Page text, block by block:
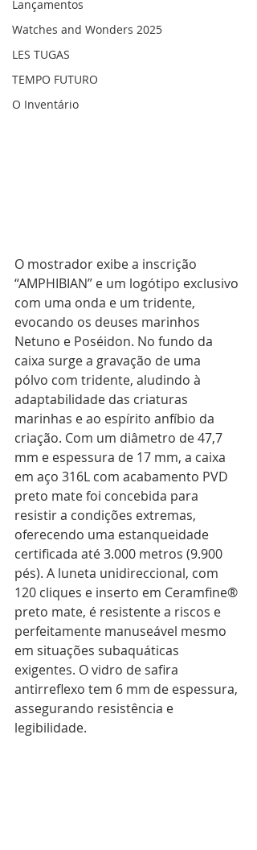
Lançamentos
Watches and Wonders 2025
LES TUGAS
TEMPO FUTURO
O Inventário
O mostrador exibe a inscrição
“AMPHIBIAN” e um logótipo exclusivo
com uma onda e um tridente,
evocando os deuses marinhos
Netuno e Poséidon. No fundo da
caixa surge a gravação de uma
pólvo com tridente, aludindo à
adaptabilidade das criaturas
marinhas e ao espírito anfíbio da
criação. Com um diâmetro de 47,7
mm e espessura de 17 mm, a caixa
em aço 316L com acabamento PVD
preto mate foi concebida para
resistir a condições extremas,
oferecendo uma estanqueidade
certificada até 3.000 metros (9.900
pés). A luneta unidireccional, com
120 cliques e inserto em Ceramfine®
preto mate, é resistente a riscos e
perfeitamente manuseável mesmo
em situações subaquáticas
exigentes. O vidro de safira
antirreflexo tem 6 mm de espessura,
assegurando resistência e
legibilidade.